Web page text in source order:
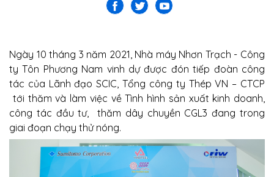
Ngày 10 tháng 3 năm 2021, Nhà máy Nhơn Trạch - Công
ty Tôn Phương Nam vinh dự được đón tiếp đoàn công
tác của Lãnh đạo SCIC, Tổng công ty Thép VN – CTCP
tới thăm và làm việc về Tình hình sản xuất kinh doanh,
công tác đầu tư, thăm dây chuyền CGL3 đang trong
giai đoạn chạy thử nóng.